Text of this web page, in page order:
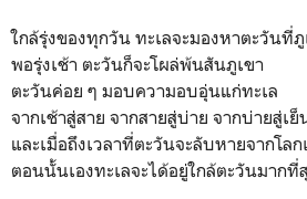
ใกล้รุ่งของทุกวัน ทะเลจะมองหาตะวันที่ภู
พอรุ่งเช้า ตะวันก็จะโผล่พ้นสันภูเขา
ตะวันค่อย ๆ มอบความอบอุ่นแก่ทะเล
จากเช้าสู่สาย จากสายสู่บ่าย จากบ่ายสู่เย็
และเมื่อถึงเวลาที่ตะวันจะลับหายจากโล
ตอนนั้นเองทะเลจะได้อยู่ใกล้ตะวันมาก